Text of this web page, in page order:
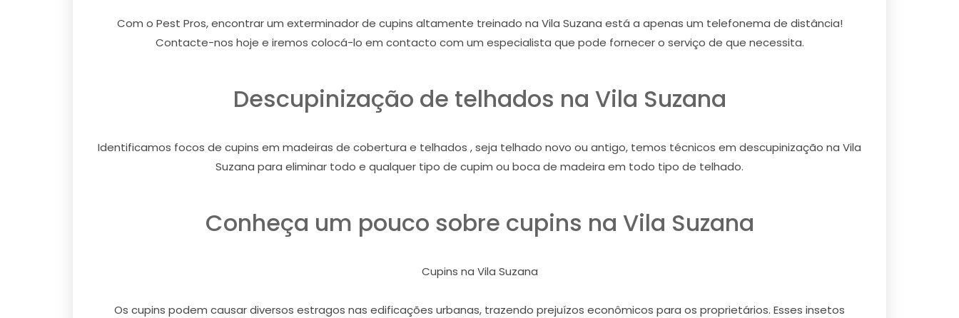
Com o Pest Pros, encontrar um exterminador de cupins altamente treinado na Vila Suzana está a apenas um telefonema de distância!
Contacte-nos hoje e iremos colocá-lo em contacto com um especialista que pode fornecer o serviço de que necessita.
Descupinização de telhados na Vila Suzana
Identificamos focos de cupins em madeiras de cobertura e telhados , seja telhado novo ou antigo, temos técnicos em descupinização na Vila
Suzana para eliminar todo e qualquer tipo de cupim ou boca de madeira em todo tipo de telhado.
Conheça um pouco sobre cupins na Vila Suzana
Cupins na Vila Suzana
Os cupins podem causar diversos estragos nas edificações urbanas, trazendo prejuízos econômicos para os proprietários. Esses insetos